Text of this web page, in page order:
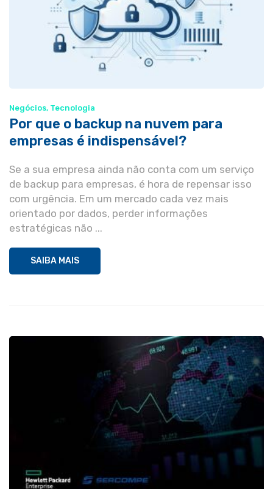
Negócios, Tecnologia
Por que o backup na nuvem para
empresas é indispensável?
Se a sua empresa ainda não conta com um serviço
de backup para empresas, é hora de repensar isso
com urgência. Em um mercado cada vez mais
orientado por dados, perder informações
estratégicas não ...
SAIBA MAIS